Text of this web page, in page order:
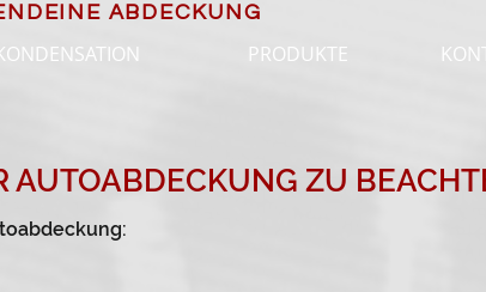
ABDECKUNG
PRODUKTE
AUTOABDECKUNG ZU